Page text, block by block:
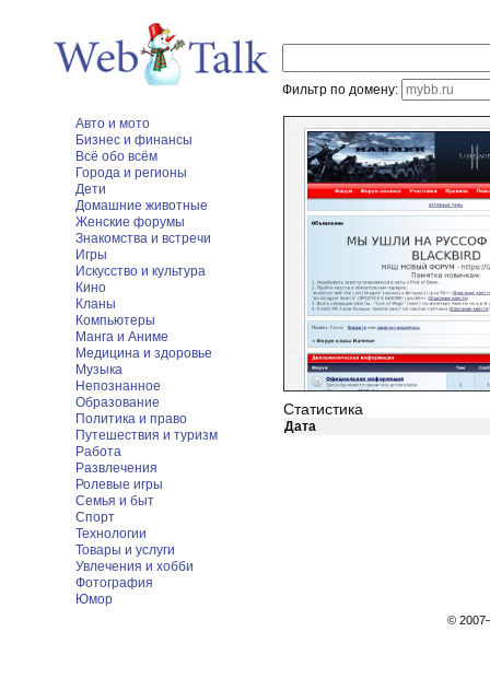
Фильтр по домену:
Авто и мото
Бизнес и финансы
Всё обо всём
Города и регионы
Дети
Домашние животные
Женские форумы
Знакомства и встречи
Игры
Искусство и культура
Кино
Кланы
Компьютеры
Манга и Аниме
Медицина и здоровье
Музыка
Непознанное
Образование
Политика и право
Путешествия и туризм
Работа
Развлечения
Ролевые игры
Семья и быт
Спорт
Технологии
Товары и услуги
Увлечения и хобби
Фотография
Юмор
Статистика
Дата
©